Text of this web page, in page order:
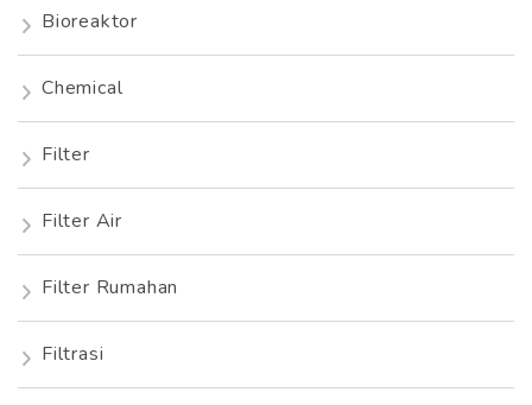
Bioreaktor
Chemical
Filter
Filter Air
Filter Rumahan
Filtrasi